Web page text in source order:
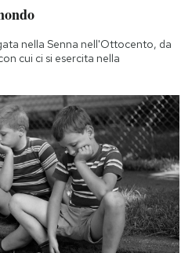
nella Senna nell'Ottocento, da
cui ci si esercita nella